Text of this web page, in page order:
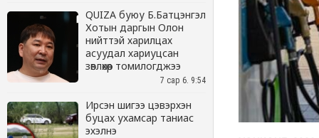
QUIZA буюу Б.Батцэнгэл
Хотын даргын Олон
нийттэй харилцах
асуудал хариуцсан
зөвлөхөөр томилогджээ
7 сар 6. 9:54
Ирсэн шигээ цэвэрхэн
буцах ухамсар таниас
эхэлнэ